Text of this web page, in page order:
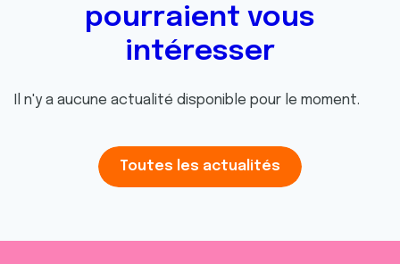
pourraient vous
intéresser
Il n'y a aucune actualité disponible pour le moment.
Toutes les actualités